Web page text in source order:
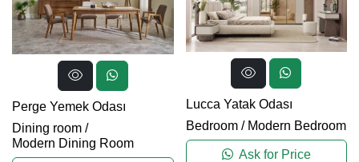
Perge Yemek Odası
Dining room /
Modern Dining Room
Lucca Yatak Odası
Bedroom/ Modern Bedroom
Ask for Price